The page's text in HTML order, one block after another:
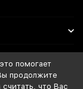
помогает
продолжите
что Вас